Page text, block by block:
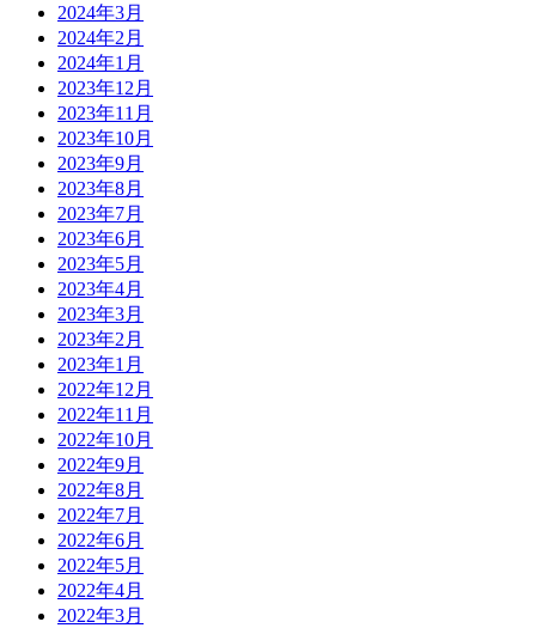
2024年3月
2024年2月
2024年1月
2023年12月
2023年11月
2023年10月
2023年9月
2023年8月
2023年7月
2023年6月
2023年5月
2023年4月
2023年3月
2023年2月
2023年1月
2022年12月
2022年11月
2022年10月
2022年9月
2022年8月
2022年7月
2022年6月
2022年5月
2022年4月
2022年3月